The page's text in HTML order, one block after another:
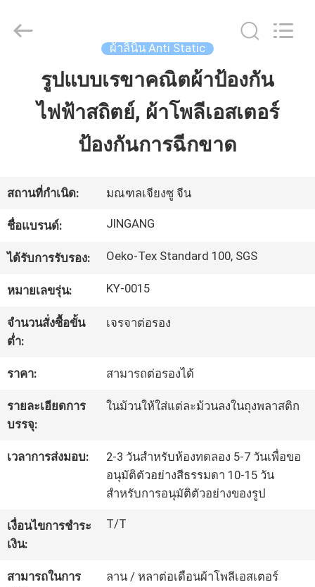
เกี่ยว
กับ
เรา
โรงงาน
คุณภาพ
2025
Suzhou
ผ้าลินิน Anti Static
รูปแบบเรขาคณิตผ้าป้องกัน
ไฟฟ้าสถิตย์, ผ้าโพลีเอสเตอร์
ป้องกันการฉีกขาด
สถานที่กำเนิด: มณฑลเจียงซู จีน
ชื่อแบรนด์: JINGANG
ได้รับการรับรอง: Oeko-Tex Standard 100, SGS
หมายเลขรุ่น: KY-0015
จำนวนสั่งซื้อขั้น
ต่ำ:
เจรจาต่อรอง
ราคา: สามารถต่อรองได้
รายละเอียดการ
บรรจุ:
ในม้วนให้ใส่แต่ละม้วนลงในถุงพลาสติก
เวลาการส่งมอบ:
2-3 วันสำหรับห้องทดลอง 5-7 วันเพื่อขอ
อนุมัติตัวอย่างสีธรรมดา 10-15 วัน
สำหรับการอนุมัติตัวอย่างของรูป
เงื่อนไขการชำระ
เงิน:
T/T
สามารถในการ
ลาน / หลาต่อเดือนผ้าโพลีเอสเตอร์